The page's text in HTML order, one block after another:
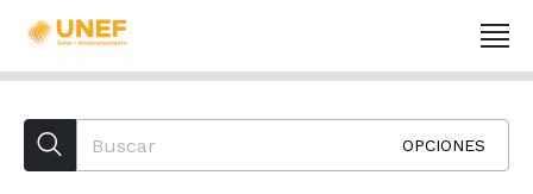
OPCIONES